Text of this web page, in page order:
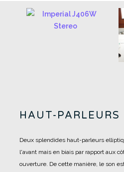
HAUT-PARLEURS
Deux splendides haut-parleurs
l'avant mais en biais par rapport aux
ouverture. De cette manière, le son